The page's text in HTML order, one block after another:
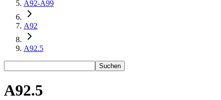
A92-A99
A92
A92.5
Suchen
A92.5